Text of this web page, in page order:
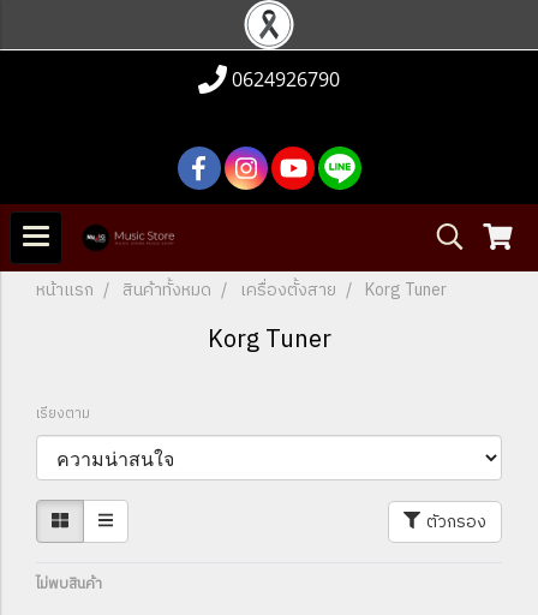
0624926790
หน้าแรก สินค้าทั้งหมด เครื่องตั้งสาย Korg Tuner
Korg Tuner
เรียงตาม
ตัวกรอง
ไม่พบสินค้า